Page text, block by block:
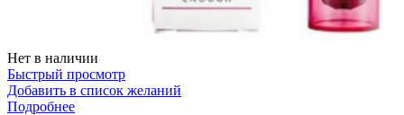
Нет в наличии
Быстрый просмотр
Добавить в список желаний
Подробнее